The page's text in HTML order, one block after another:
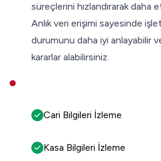
süreçlerini hızlandırarak daha
Anlık veri erişimi sayesinde
durumunu daha iyi anlayabilir
kararlar alabilirsiniz.
Cari Bilgileri İzleme
Kasa Bilgileri İzleme